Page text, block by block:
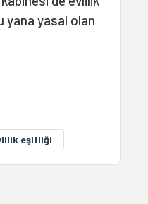
yana yasal olan
eşitliği